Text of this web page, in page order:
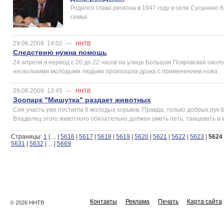
Родился глава региона в 1947 году в селе Сусанино
семье.
29.06.2009 14:02 — ННТВ
Следствию нужна помощь
24 апреля в период с 20 до 22 часов на улице Большая Покровская
несколькими молодыми людьми произошла драка с применением ножа .
29.06.2009 13:45 — ННТВ
Зоопарк "Мишутка" раздает животных
Сия участь уже постигла 6 молодых хорьков. Правда, только добрых
Владелец этого животного обязательно должен уметь петь, танцевать и
Страницы: 1 | | 5616 | 5617 | 5618 | 5619 | 5620 | 5621 | 5622 | 5623 | 5624
5631 | 5632 | | 5669
© 2026 ННТВ Контакты Реклама Печать Карта сайта